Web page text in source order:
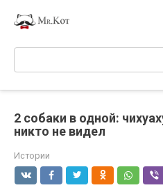
Поиск:
2 собаки в одной:
никто не видел
Истории